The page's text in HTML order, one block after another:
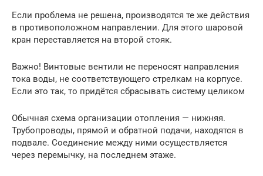
Если проблема не решена, производятся те же действия
в противоположном направлении. Для этого шаровой
кран переставляется на второй стояк.
Важно! Винтовые вентили не переносят направления
тока воды, не соответствующего стрелкам на корпусе.
Если это так, то придётся сбрасывать систему целиком
Обычная схема организации отопления — нижняя.
Трубопроводы, прямой и обратной подачи, находятся в
подвале. Соединение между ними осуществляется
через перемычку, на последнем этаже.